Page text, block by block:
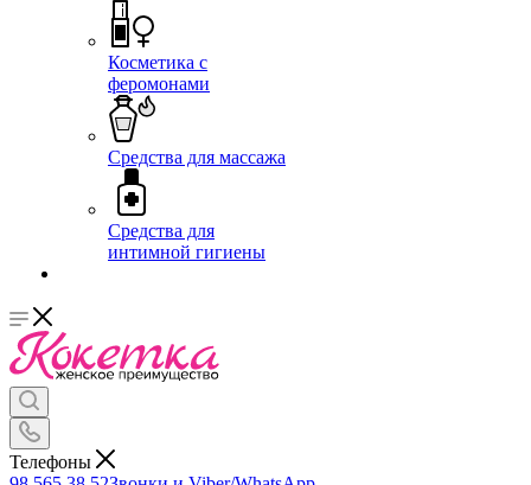
Косметика с
феромонами
Средства для массажа
Средства для
интимной гигиены
Телефоны